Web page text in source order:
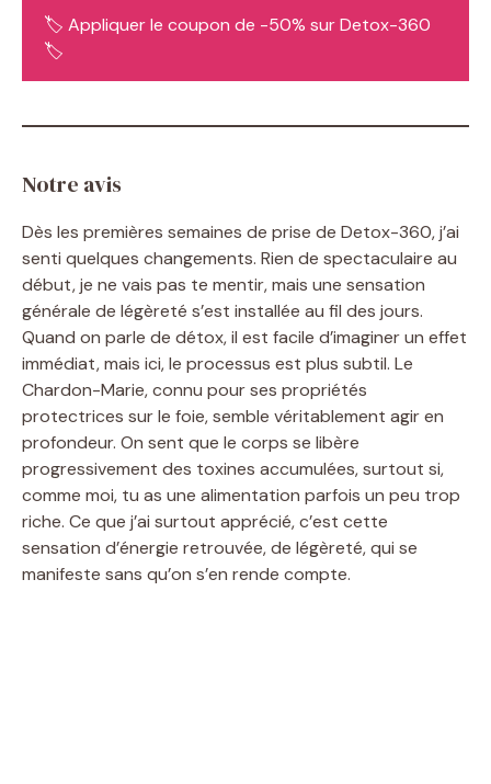
🏷️ Appliquer le coupon de -50% sur Detox-360
🏷️
Notre avis
Dès les premières semaines de prise de Detox-360, j’ai
senti quelques changements. Rien de spectaculaire au
début, je ne vais pas te mentir, mais une sensation
générale de légèreté s’est installée au fil des jours.
Quand on parle de détox, il est facile d’imaginer un effet
immédiat, mais ici, le processus est plus subtil. Le
Chardon-Marie, connu pour ses propriétés
protectrices sur le foie, semble véritablement agir en
profondeur. On sent que le corps se libère
progressivement des toxines accumulées, surtout si,
comme moi, tu as une alimentation parfois un peu trop
riche. Ce que j’ai surtout apprécié, c’est cette
sensation d’énergie retrouvée, de légèreté, qui se
manifeste sans qu’on s’en rende compte.